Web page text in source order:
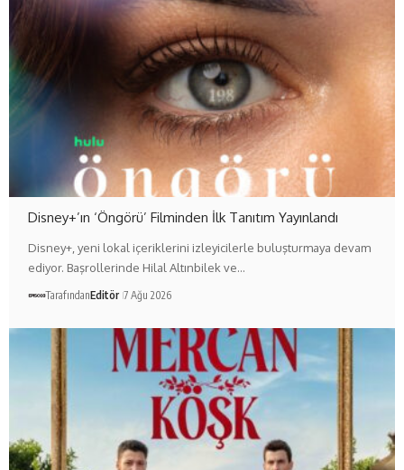
Disney+’ın ‘Öngörü’ Filminden İlk Tanıtım Yayınlandı
Disney+, yeni lokal içeriklerini izleyicilerle buluşturmaya devam
ediyor. Başrollerinde Hilal Altınbilek ve…
TarafındanEditör 7 Ağu 2026